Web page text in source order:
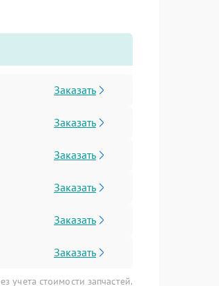
Заказать
Заказать
Заказать
Заказать
Заказать
Заказать
учета стоимости запчастей.